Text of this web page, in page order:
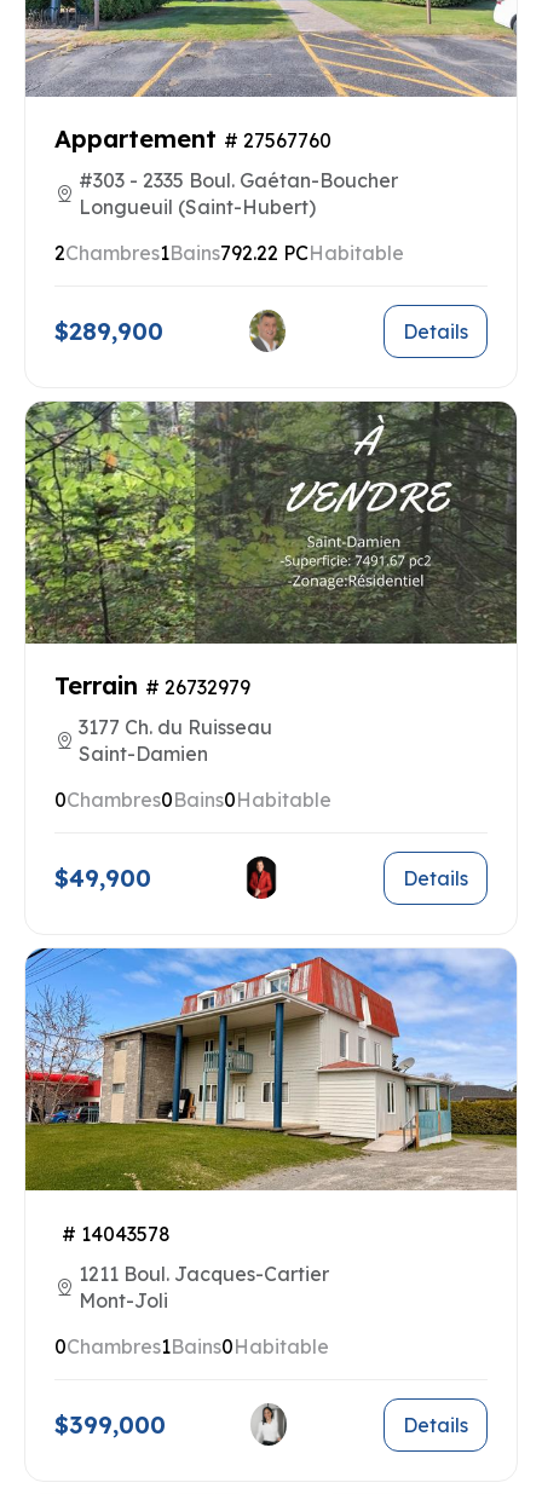
Appartement # 27567760
#303 - 2335 Boul. Gaétan-Boucher
Longueuil (Saint-Hubert)
2Chambres1Bains792.22 PCHabitable
$289,900 Details
Terrain # 26732979
3177 Ch. du Ruisseau
Saint-Damien
0Chambres0Bains0Habitable
$49,900 Details
# 14043578
1211 Boul. Jacques-Cartier
Mont-Joli
0Chambres1Bains0Habitable
$399,000 Details